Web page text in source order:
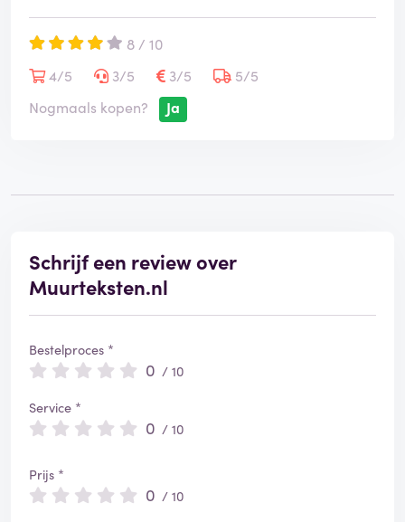
g
e
i
r
d
8 / 10
4/5
3/5 3/5
5/5
Nogmaals kopen?
Ja
Schrijf een review over
Muurteksten.nl
Bestelproces *
0 / 10
Service *
0 / 10
Prijs *
0 / 10